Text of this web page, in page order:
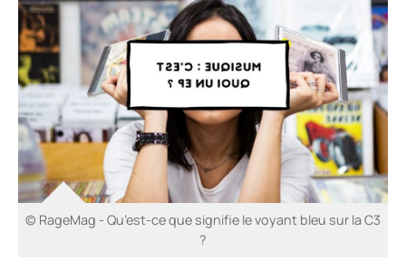
© RageMag - Qu’est-ce que signifie le voyant bleu sur la C3
?